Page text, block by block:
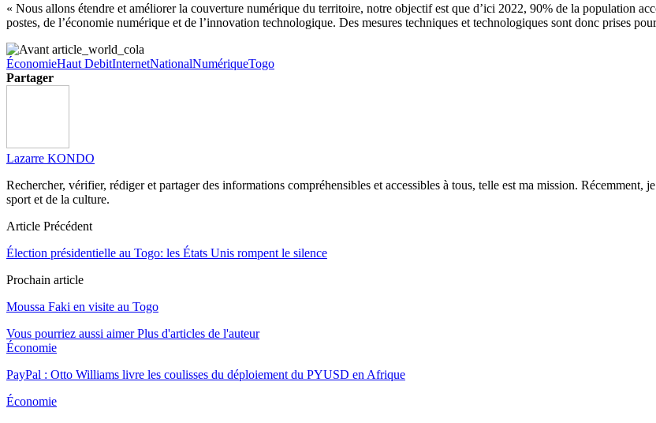
« Nous allons étendre et améliorer la couverture numérique du territoire, notre objectif est que d’ici 2022, 90% de la population
postes, de l’économie numérique et de l’innovation technologique. Des mesures techniques et technologiques sont donc prises
ÉconomieHaut DebitInternetNationalNumériqueTogo
Partager
Lazarre KONDO
Rechercher, vérifier, rédiger et partager des informations compréhensibles et accessibles à tous, telle est ma mission. Récemment,
sport et de la culture.
Article Précédent
Élection présidentielle au Togo: les États Unis rompent le silence
Prochain article
Moussa Faki en visite au Togo
Vous pourriez aussi aimer Plus d'articles de l'auteur
Économie
PayPal : Otto Williams livre les coulisses du déploiement du PYUSD en Afrique
Économie